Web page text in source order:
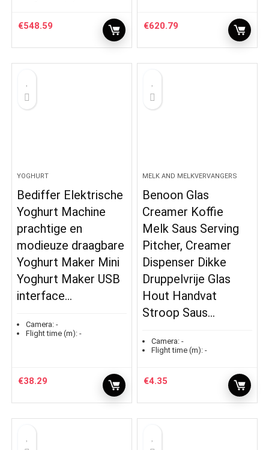
€548.59 €620.79
YOGHURT
Bediffer Elektrische
Yoghurt Machine
prachtige en
modieuze draagbare
Yoghurt Maker Mini
Yoghurt Maker USB
interface…
Camera: -
Flight time (m): -
€38.29
MELK AND MELKVERVANGERS
Benoon Glas
Creamer Koffie
Melk Saus Serving
Pitcher, Creamer
Dispenser Dikke
Druppelvrije Glas
Hout Handvat
Stroop Saus…
Camera: -
Flight time (m): -
€4.35